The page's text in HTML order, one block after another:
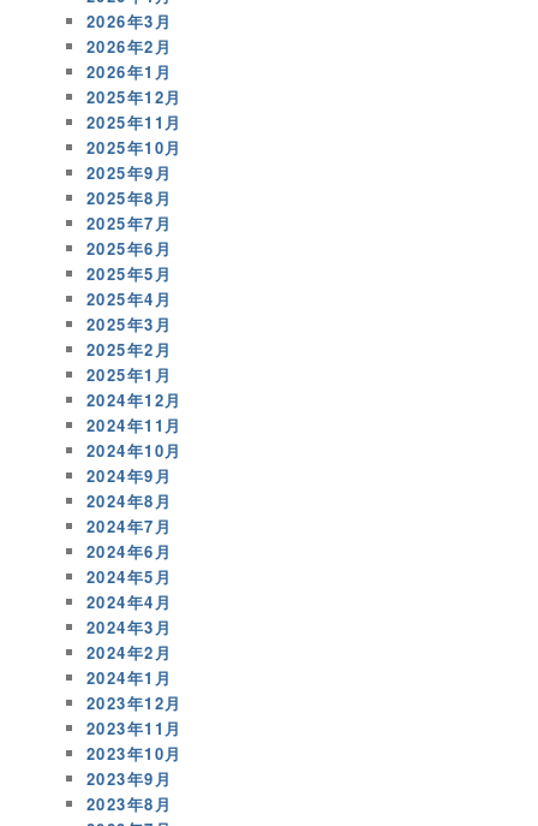
2026年3月
2026年2月
2026年1月
2025年12月
2025年11月
2025年10月
2025年9月
2025年8月
2025年7月
2025年6月
2025年5月
2025年4月
2025年3月
2025年2月
2025年1月
2024年12月
2024年11月
2024年10月
2024年9月
2024年8月
2024年7月
2024年6月
2024年5月
2024年4月
2024年3月
2024年2月
2024年1月
2023年12月
2023年11月
2023年10月
2023年9月
2023年8月